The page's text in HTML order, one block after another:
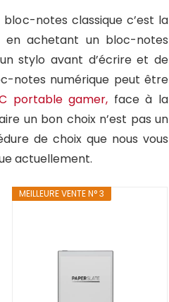
notes classique c’est la
en achetant un bloc-notes
stylo avant d’écrire et de
notes numérique peut être
portable gamer, face à la
un bon choix n’est pas un
de choix que nous vous
actuellement.
MEILLEURE VENTE N° 3